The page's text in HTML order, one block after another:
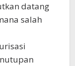
datang
salah